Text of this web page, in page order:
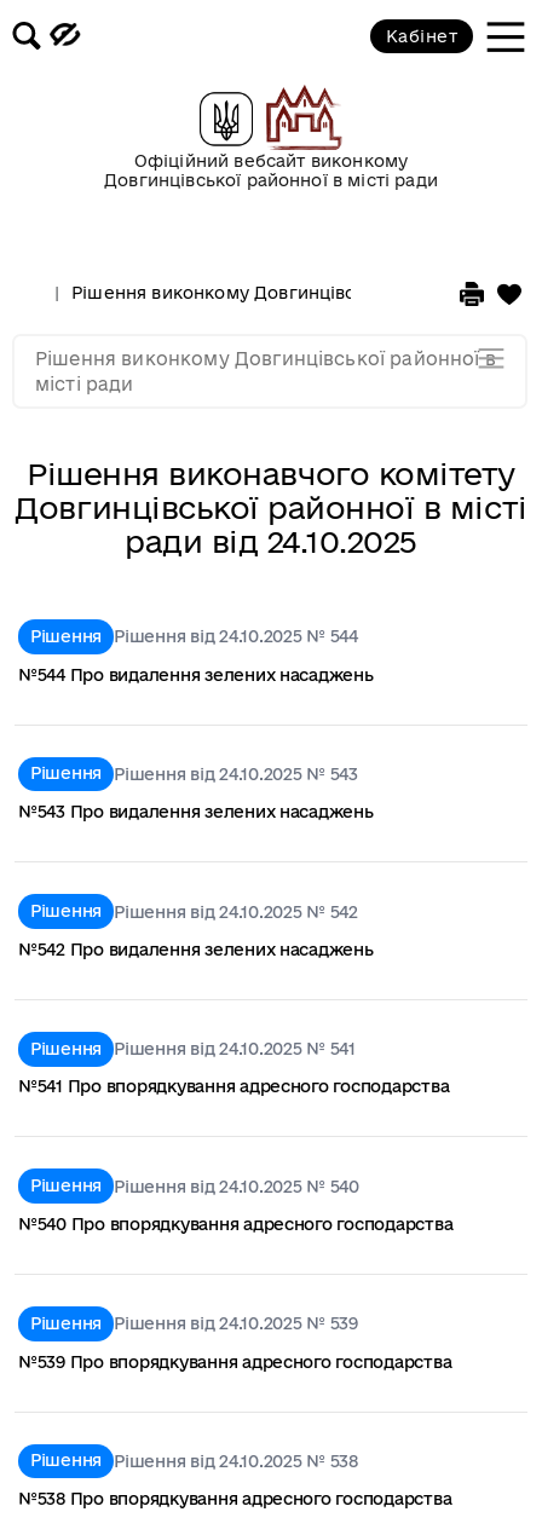
Офіційний вебсайт виконкому
Довгинцівської районної в місті ради
Кабінет
Рішення виконкому Довгинцівської районної в
Рішення виконавчого комітету
Довгинцівської районної в місті
ради від 24.10.2025
Рішення
Рішення від 24.10.2025 № 544
№544 Про видалення зелених насаджень
Рішення
Рішення від 24.10.2025 № 543
№543 Про видалення зелених насаджень
Рішення
Рішення від 24.10.2025 № 542
№542 Про видалення зелених насаджень
Рішення
Рішення від 24.10.2025 № 541
№541 Про впорядкування адресного господарства
Рішення
Рішення від 24.10.2025 № 540
№540 Про впорядкування адресного господарства
Рішення
Рішення від 24.10.2025 № 539
№539 Про впорядкування адресного господарства
Рішення
Рішення від 24.10.2025 № 538
№538 Про впорядкування адресного господарства
Рішення виконкому Довгинцівської районної в
місті ради
2017 рік
2015 рік
2013 рік
2012 рік